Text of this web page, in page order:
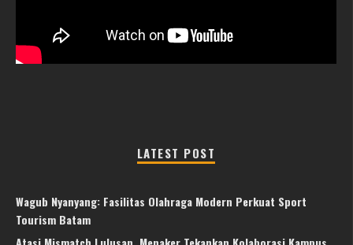
LATEST POST
Wagub Nyanyang: Fasilitas Olahraga Modern Perkuat Sport
Tourism Batam